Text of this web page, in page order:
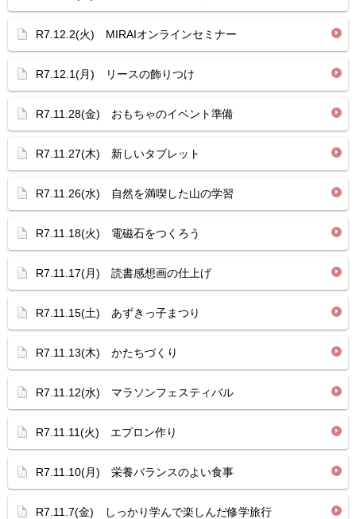
R7.12.2(火) MIRAIオンラインセミナー
R7.12.1(月) リースの飾りつけ
R7.11.28(金) おもちゃのイベント準備
R7.11.27(木) 新しいタブレット
R7.11.26(水) 自然を満喫した山の学習
R7.11.18(火) 電磁石をつくろう
R7.11.17(月) 読書感想画の仕上げ
R7.11.15(土) あずきっ子まつり
R7.11.13(木) かたちづくり
R7.11.12(水) マラソンフェスティバル
R7.11.11(火) エプロン作り
R7.11.10(月) 栄養バランスのよい食事
R7.11.7(金) しっかり学んで楽しんだ修学旅行